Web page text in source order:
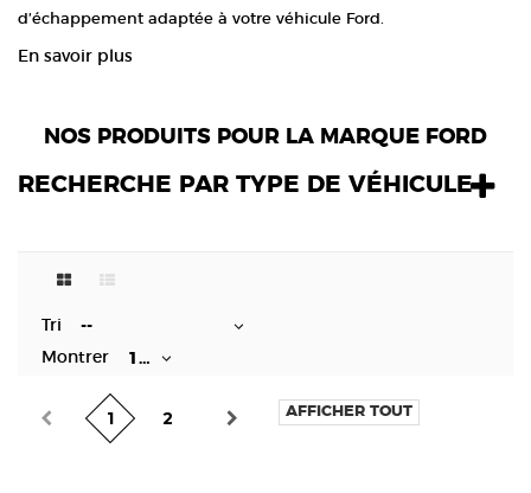
d’échappement adaptée à votre véhicule Ford.
En savoir plus
NOS PRODUITS POUR LA MARQUE FORD
RECHERCHE PAR TYPE DE VÉHICULE
Tri
--
Montrer
12
AFFICHER TOUT
1 2